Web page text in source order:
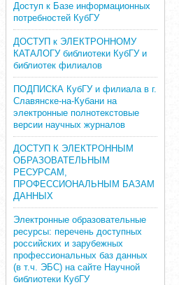
Доступ к Базе информационных
потребностей КубГУ
ДОСТУП к ЭЛЕКТРОННОМУ
КАТАЛОГУ библиотеки КубГУ и
библиотек филиалов
ПОДПИСКА КубГУ и филиала в г.
Славянске-на-Кубани на
электронные полнотекстовые
версии научных журналов
ДОСТУП К ЭЛЕКТРОННЫМ
ОБРАЗОВАТЕЛЬНЫМ
РЕСУРСАМ,
ПРОФЕССИОНАЛЬНЫМ БАЗАМ
ДАННЫХ
Электронные образовательные
ресурсы: перечень доступных
российских и зарубежных
профессиональных баз данных
(в т.ч. ЭБС) на сайте Научной
библиотеки КубГУ